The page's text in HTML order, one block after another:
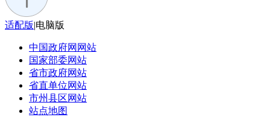
适配版|电脑版
中国政府网 网站
国家部委网站
省市政府网站
省直单位网站
市州县区网站
站点地图